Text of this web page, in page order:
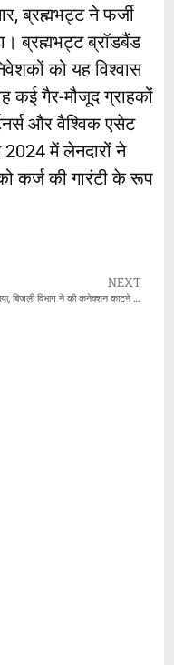
ब्रह्मभट्ट ने फर्जी
ब्रह्मभट्ट ब्रॉडबैंड
को यह विश्वास
कई गैर-मौजूद ग्राहकों
और वैश्विक एसेट
2024 में लेनदारों ने
कर्ज की गारंटी के रूप
NEXT